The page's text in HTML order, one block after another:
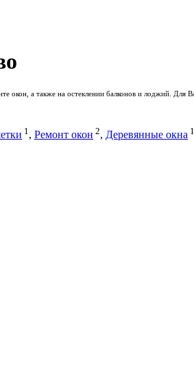
окон, а также на остеклении балконов и лоджий.
1 , Ремонт окон 2, Деревянные окна 1